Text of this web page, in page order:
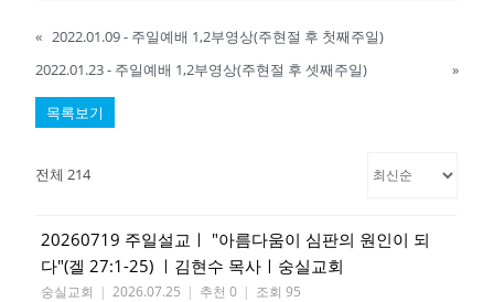
« 2022.01.09 - 주일예배 1,2부영상(주현절 후 첫째주일)
2022.01.23 - 주일예배 1,2부영상(주현절 후 셋째주일)
»
목록보기
전체 214
20260719 주일설교ㅣ "아름다움이 심판의 원인이 되
다"(겔 27:1-25) ㅣ김현수 목사ㅣ숭실교회
숭실교회 | 2026.07.25 | 추천 0 | 조회 95